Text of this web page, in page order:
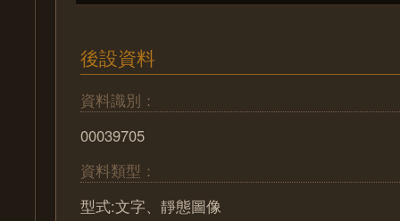
後設資料
資料識別：
00039705
資料類型：
型式:文字、靜態圖像